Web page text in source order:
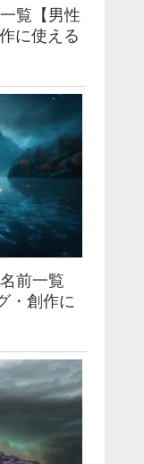
覧【男性
に使える
前一覧
・創作に